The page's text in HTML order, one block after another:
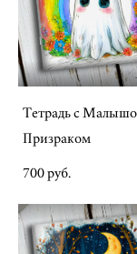
Тетрадь с
Призраком
700 pуб.